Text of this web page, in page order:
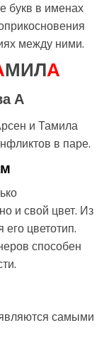
букв в именах
между ними.
МИЛА
А
и Тамила
в паре.
и свой цвет. Из
цветотип.
способен
самыми